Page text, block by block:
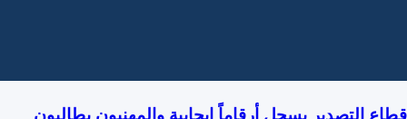
قطاع التصدير يسجل أرقاماً إيجابية والمهنيون يطالبون